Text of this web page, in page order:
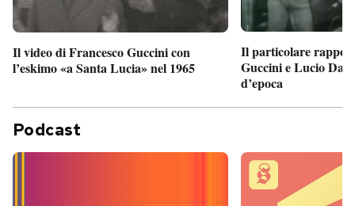
Il video di Francesco Guccini con
l’eskimo «a Santa Lucia» nel 1965
Il particolare
Guccini e Lucio
d’epoca
Podcast